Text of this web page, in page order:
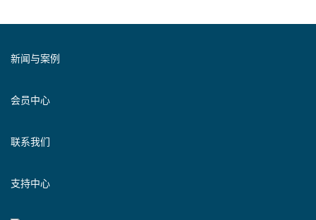
新闻与案例
会员中心
联系我们
支持中心